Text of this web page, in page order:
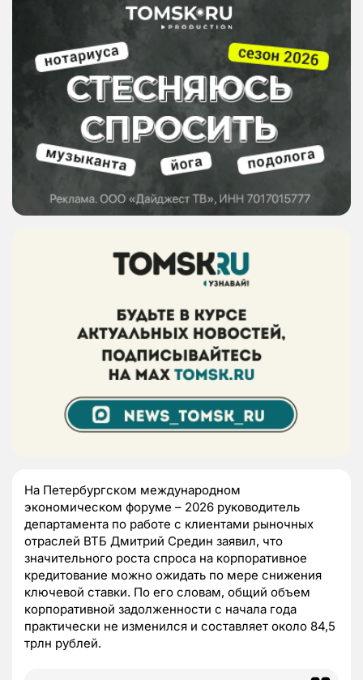
На Петербургском международном
экономическом форуме – 2026 руководитель
департамента по работе с клиентами рыночных
отраслей ВТБ Дмитрий Средин заявил, что
значительного роста спроса на корпоративное
кредитование можно ожидать по мере снижения
ключевой ставки. По его словам, общий объем
корпоративной задолженности с начала года
практически не изменился и составляет около 84,5
трлн рублей.